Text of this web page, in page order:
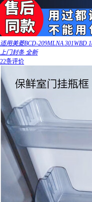
适用美菱BCD-209MLNA 301WBD
上门封条 全新
22条评价